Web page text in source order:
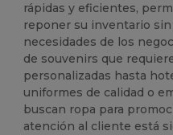
rápidas y eficientes,
reponer su inventario
necesidades de los
de souvenirs que
personalizadas hasta
uniformes de calidad o
buscan ropa para
atención al cliente está